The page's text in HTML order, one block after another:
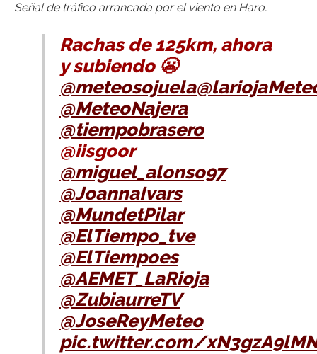
Señal de tráfico arrancada por el viento en Haro.
Rachas de 125km, ahora
y subiendo 😬
@meteosojuela
@MeteoNajera
@tiempobrasero
@iisgoor
@miguel_alonso97
@JoannaIvars
@MundetPilar
@ElTiempo_tve
@ElTiempoes
@AEMET_LaRioja
@ZubiaurreTV
@JoseReyMeteo
pic.twitter.com/